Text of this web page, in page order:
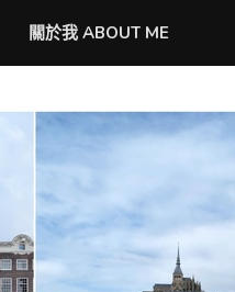
關於我 ABOUT ME